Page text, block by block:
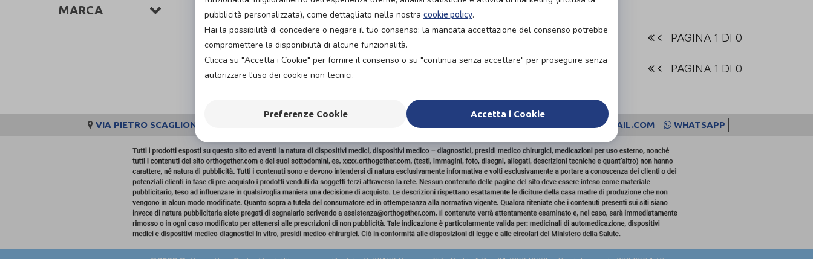
MARCA
PAGINA 1 DI 0
PAGINA 1 DI 0
VIA PIETRO SCAGLIONE 14, 91011, ALCAMO (TP) 0924514005 ORTOPEDIACIRIMINNA@GMAIL.COM WHATSAPP
pubblicità personalizzata), come dettagliato nella nostra cookie policy.
Hai la possibilità di concedere o negare il tuo consenso: la mancata accettazione del consenso potrebbe
compromettere la disponibilità di alcune funzionalità.
Clicca su "Accetta i Cookie" per fornire il consenso o su "continua senza accettare" per proseguire senza
autorizzare l'uso dei cookie non tecnici.
Preferenze Cookie Accetta i Cookie